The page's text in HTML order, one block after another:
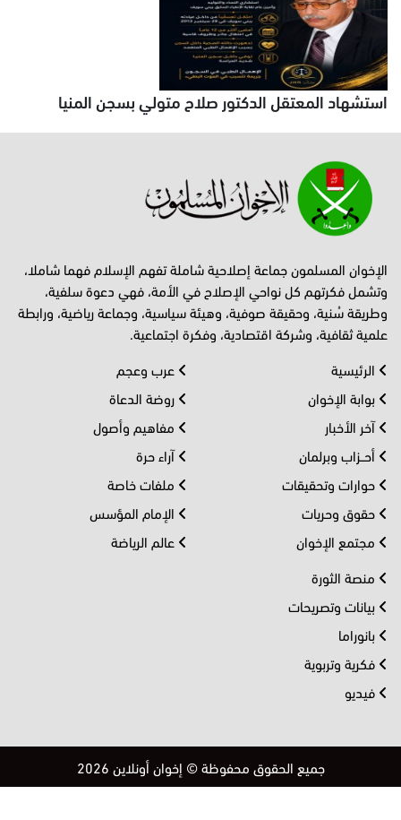
استشهاد المعتقل الدكتور صلاح متولي بسجن المنيا
الإخوان المسلمون جماعة إصلاحية شاملة تفهم الإسلام فهما شاملا،
وتشمل فكرتهم كل نواحي الإصلاح في الأمة، فهي دعوة سلفية،
وطريقة سُنية، وحقيقة صوفية، وهيئة سياسية، وجماعة رياضية، ورابطة
علمية ثقافية، وشركة اقتصادية، وفكرة اجتماعية.
الرئيسية
بوابة الإخوان
آخر الأخبار
أحــزاب وبرلمان
حوارات وتحقيقات
حقوق وحريات
مجتمع الإخوان
عرب وعجم
روضة الدعاة
مفاهيم وأصول
آراء حرة
ملفات خاصة
الإمام المؤسس
عالم الرياضة
منصة الثورة
بيانات وتصريحات
بانوراما
فكرية وتربوية
فيديو
جميع الحقوق محفوظة © إخوان أونلاين 2026